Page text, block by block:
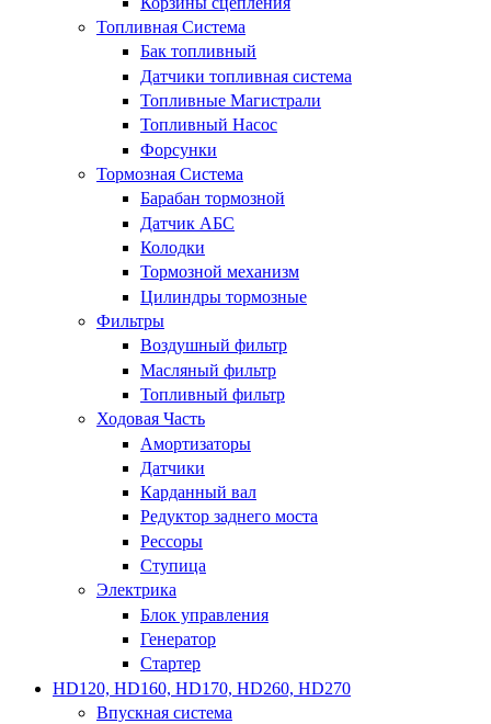
Топливная Система
Бак топливный
Датчики топливная система
Топливные Магистрали
Топливный Насос
Форсунки
Тормозная Система
Барабан тормозной
Датчик АБС
Колодки
Тормозной механизм
Цилиндры тормозные
Фильтры
Воздушный фильтр
Масляный фильтр
Топливный фильтр
Ходовая Часть
Амортизаторы
Датчики
Карданный вал
Редуктор заднего моста
Рессоры
Ступица
Электрика
Блок управления
Генератор
Стартер
HD120, HD160, HD170, HD260, HD270
Впускная система